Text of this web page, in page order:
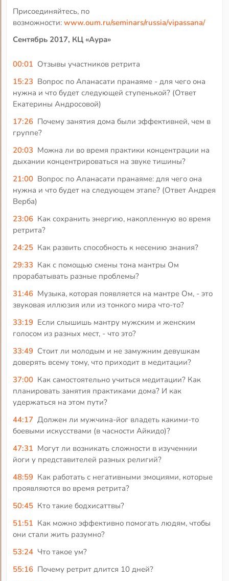
Присоединяйтесь, по
возможности:www.oum.ru/seminars/russia/vipassana/
Сентябрь 2017, КЦ «Аура»
00:01 Отзывы участников ретрита
15:23 Вопрос по Апанасати пранаяме - для чего она
нужна и что будет следующей ступенькой? (Ответ
Екатерины Андросовой)
17:26 Почему занятия дома были эффективней, чем в
группе?
20:03 Можна ли во время практики концентрации на
дыхании концентрироваться на звуке тишины?
21:00 Вопрос по Апанасати пранаяме: для чего она
нужна и что будет на следующем этапе? (Ответ Андрея
Верба)
23:06 Как сохранить энергию, накопленную во время
ретрита?
24:25 Как развить способность к несению знания?
29:33 Как с помощью смены тона мантры Ом
прорабатывать разные проблемы?
31:46 Музыка, которая появляется на мантре Ом, - это
звуковая иллюзия или из тонкого мира что-то?
33:19 Если слышишь мантру мужским и женским
голосом из разных мест, - что это?
33:49 Стоит ли молодым и не замужним девушкам
доверять всему тому, что приходит в медитации?
37:00 Как самостоятельно учиться медитации? Как
планировать занятия практиками дома? И как
удержаться на этом пути?
44:17 Должен ли мужчина-йог владеть какими-то
боевыми искусствами (в часности Айкидо)?
47:31 Могут ли возникать сложности в изученнии
йоги у представителей разных религий?
48:59 Как работать с негативными эмоциями, которые
проявляются во время ретрита?
50:45 Кто такие бодхисаттвы?
51:51 Как можно эффективно помогать людям, чтобы
они стали жить разумно?
53:24 Что такое ум?
55:16 Почему ретрит длится 10 дней?